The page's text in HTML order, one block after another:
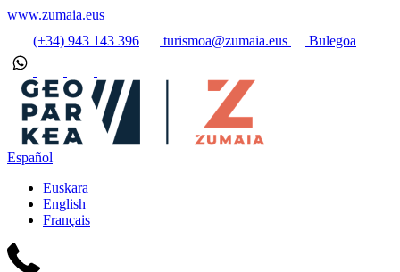
www.zumaia.eus
(+34) 943 143 396
turismoa@zumaia.eus Bulegoa
Español
Euskara
English
Français